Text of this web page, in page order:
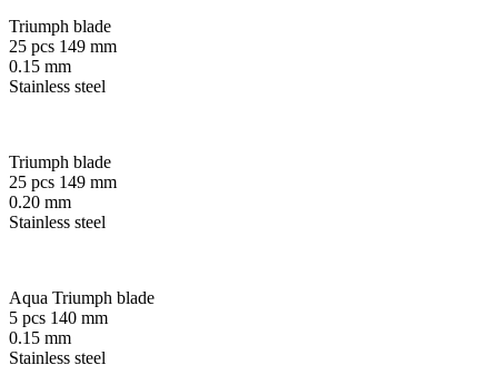
Triumph blade
25 pcs 149 mm
0.15 mm
Stainless steel
Triumph blade
25 pcs 149 mm
0.20 mm
Stainless steel
Aqua Triumph blade
5 pcs 140 mm
0.15 mm
Stainless steel